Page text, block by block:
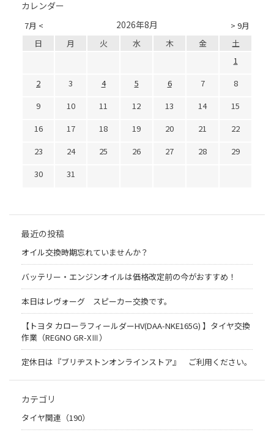
カレンダー
7月 < > 9月
2026年8月
日 月 火 水 木 金
土
1
2
3 4 5 6 7
8
9
10 11 12 13 14
15
16
17 18 19 20 21
22
23
24 25 26 27 28
29
30
31
最近の投稿
オイル交換時期忘れていませんか？
バッテリー・エンジンオイルは価格改定前の今がおすすめ！
本日はレヴォーグ スピーカー交換です。
【トヨタ カローラフィールダーHV(DAA-NKE165G) 】タイヤ交換
作業（REGNO GR-XⅢ）
定休日は『ブリヂストンオンラインストア』 ご利用ください。
カテゴリ
タイヤ関連（190）